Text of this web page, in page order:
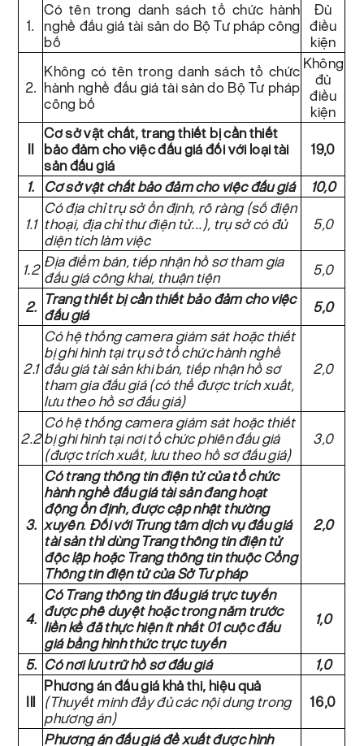
1.
Có tên trong danh sách tổ chức hành
nghề đấu giá tài sản do Bộ Tư pháp công
bố
Đủ
điều
kiện
2.
Không có tên trong danh sách tổ chức
hành nghề đấu giá tài sản do Bộ Tư pháp
công bố
Không
đủ
điều
kiện
II
Cơ sở vật chất, trang thiết bị cần thiết
bảo đảm cho việc đấu giá đối với loại tài
sản đấu giá
19,0
1. Cơ sở vật chất bảo đảm cho việc đấu giá 10,0
1.1
Có địa chỉ trụ sở ổn định, rõ ràng (số điện
thoại, địa chỉ thư điện tử...), trụ sở có đủ
diện tích làm việc
5,0
1.2
Địa điểm bán, tiếp nhận hồ sơ tham gia
đấu giá công khai, thuận tiện
5,0
2.
Trang thiết bị cần thiết bảo đảm cho việc
đấu giá
5,0
2.1
Có hệ thống camera giám sát hoặc thiết
bị ghi hình tại trụ sở tổ chức hành nghề
đấu giá tài sản khi bán, tiếp nhận hồ sơ
tham gia đấu giá (có thể được trích xuất,
lưu theo hồ sơ đấu giá)
2,0
2.2
Có hệ thống camera giám sát hoặc thiết
bị ghi hình tại nơi tổ chức phiên đấu giá
(được trích xuất, lưu theo hồ sơ đấu giá)
3,0
3.
Có trang thông tin điện tử của tổ chức
hành nghề đấu giá tài sản đang hoạt
động ổn định, được cập nhật thường
xuyên. Đối với Trung tâm dịch vụ đấu giá
tài sản thì dùng Trang thông tin điện tử
độc lập hoặc Trang thông tin thuộc Cổng
Thông tin điện tử của Sở Tư pháp
2,0
4.
Có Trang thông tin đấu giá trực tuyến
được phê duyệt hoặc trong năm trước
liền kề đã thực hiện ít nhất 01 cuộc đấu
giá bằng hình thức trực tuyến
1,0
5. Có nơi lưu trữ hồ sơ đấu giá 1,0
Ill
Phương án đấu giá khả thi, hiệu quả
(Thuyết minh đầy đủ các nội dung trong
phương án)
16,0
Phương án đấu giá đề xuất được hình